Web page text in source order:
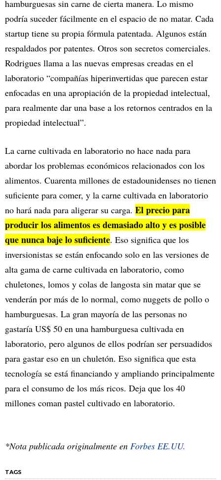
hamburguesas sin carne de cierta manera. Lo mismo
podría suceder fácilmente en el espacio de no matar. Cada
startup tiene su propia fórmula patentada. Algunos están
respaldados por patentes. Otros son secretos comerciales.
Rodrigues llama a las nuevas empresas creadas en el
laboratorio “compañías hiperinvertidas que parecen estar
enfocadas en una apropiación de la propiedad intelectual,
para realmente dar una base a los retornos centrados en la
propiedad intelectual”.
La carne cultivada en laboratorio no hace nada para
abordar los problemas económicos relacionados con los
alimentos. Cuarenta millones de estadounidenses no tienen
suficiente para comer, y la carne cultivada en laboratorio
no hará nada para aligerar su carga. El precio para
producir los alimentos es demasiado alto y es posible
que nunca baje lo suficiente. Eso significa que los
inversionistas se están enfocando solo en las versiones de
alta gama de carne cultivada en laboratorio, como
chuletones, lomos y colas de langosta sin matar que se
venderán por más de lo normal, como nuggets de pollo o
hamburguesas. La gran mayoría de las personas no
gastaría US$ 50 en una hamburguesa cultivada en
laboratorio, pero algunos de ellos podrían ser persuadidos
para gastar eso en un chuletón. Eso significa que esta
tecnología se está financiando y ampliando principalmente
para el consumo de los más ricos. Deja que los 40
millones coman pastel cultivado en laboratorio.
*Nota publicada originalmente en Forbes EE.UU.
TAGS